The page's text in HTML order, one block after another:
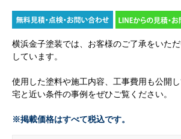
横浜金子塗装では、お客様のご了承をいた
しています。
使用した塗料や施工内容、工事費用も公開
宅と近い条件の事例をぜひご覧ください。
※掲載価格はすべて税込です。